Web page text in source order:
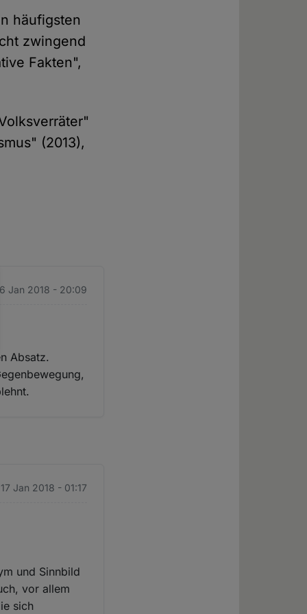
häufigsten
zwingend
Fakten",
(2013),
Jan 2018 - 20:09
Absatz.
Jan 2018 - 01:17
und Sinnbild
vor allem
sich